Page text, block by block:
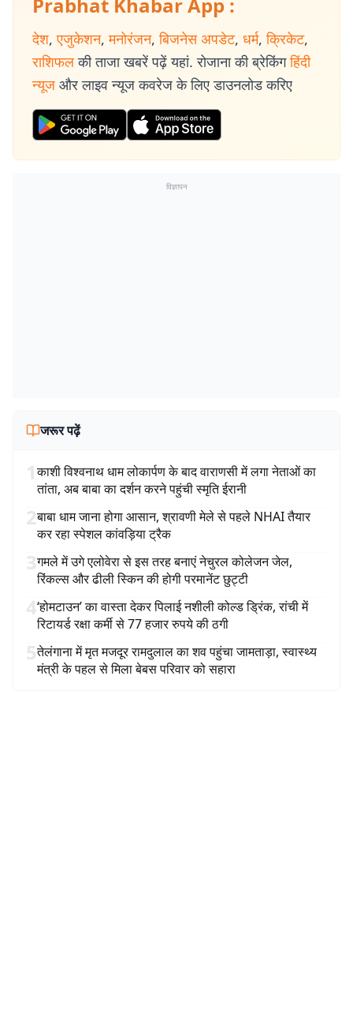
देश, एजुकेशन, मनोरंजन, बिजनेस अपडेट, धर्म, क्रिकेट,
राशिफल की ताजा खबरें पढ़ें यहां. रोजाना की ब्रेकिंग हिंदी
न्यूज और लाइव न्यूज कवरेज के लिए डाउनलोड करिए
विज्ञापन
जरूर पढ़ें
1काशी विश्वनाथ धाम लोकार्पण के बाद वाराणसी में लगा नेताओं का
तांता, अब बाबा का दर्शन करने पहुंची स्मृति ईरानी
2बाबा धाम जाना होगा आसान, श्रावणी मेले से पहले NHAI तैयार
कर रहा स्पेशल कांवड़िया ट्रैक
3गमले में उगे एलोवेरा से इस तरह बनाएं नेचुरल कोलेजन जेल,
रिंकल्स और ढीली स्किन की होगी परमानेंट छुट्टी
4‘होमटाउन’ का वास्ता देकर पिलाई नशीली कोल्ड ड्रिंक, रांची में
रिटायर्ड रक्षा कर्मी से 77 हजार रुपये की ठगी
5तेलंगाना में मृत मजदूर रामदुलाल का शव पहुंचा जामताड़ा, स्वास्थ्य
मंत्री के पहल से मिला बेबस परिवार को सहारा